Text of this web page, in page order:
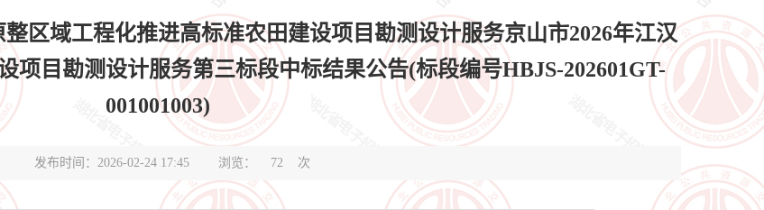
区域工程化推进高标准农田建设项目勘测设计服务京山市2026年江汉
项目勘测设计服务第三标段中标结果公告(标段编号HBJS-202601GT-
001001003)
发布时间：2026-02-24 17:45 浏览： 72 次